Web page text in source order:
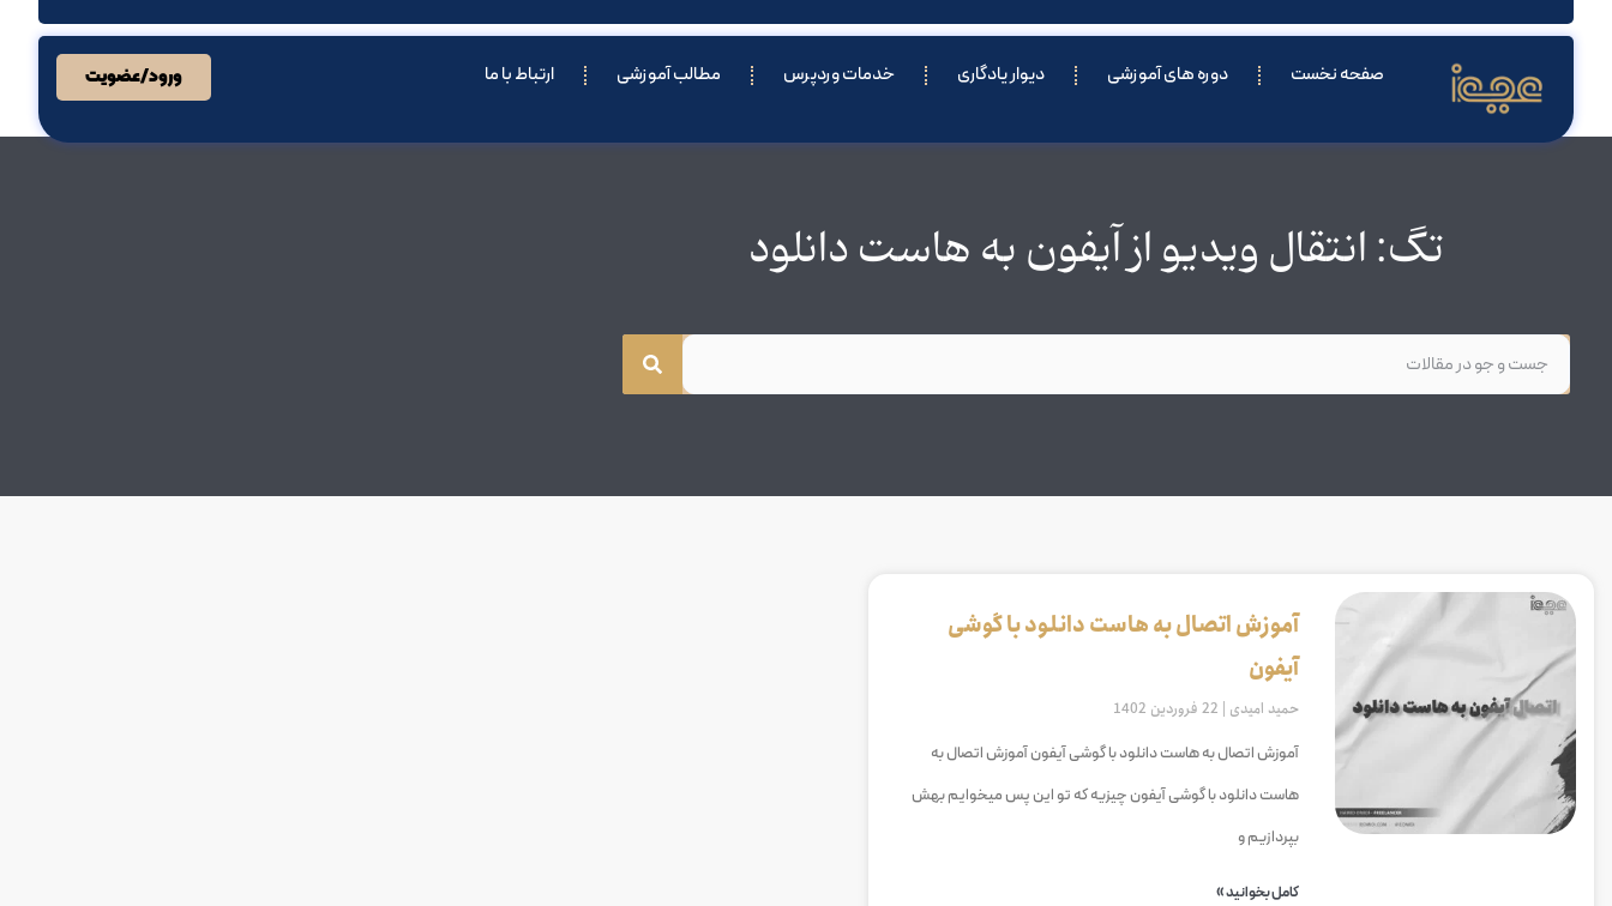
صفحه نخست دوره های آموزشی دیوار یادگاری خدمات وردپرس مطالب آموزشی ارتباط با ما ورود/عضویت
تگ: انتقال ویدیو از آیفون به هاست دانلود
آموزش اتصال به هاست دانلود با گوشی
آیفون
حمید امیدی
آموزش اتصال به هاست دانلود با گوشی آیفون آموزش اتصال به
هاست دانلود با گوشی آیفون چیزیه که تو این پس میخوایم بهش
بپردازیم و
کامل بخوانید »